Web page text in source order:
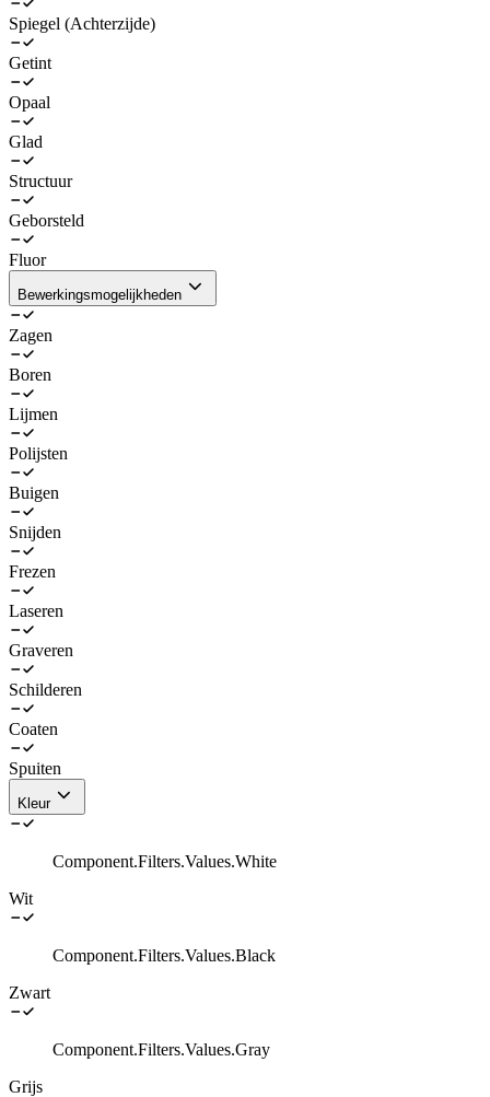
Spiegel (Achterzijde)
Getint
Opaal
Glad
Structuur
Geborsteld
Fluor
Bewerkingsmogelijkheden
Zagen
Boren
Lijmen
Polijsten
Buigen
Snijden
Frezen
Laseren
Graveren
Schilderen
Coaten
Spuiten
Kleur
Component.Filters.Values.White
Wit
Component.Filters.Values.Black
Zwart
Component.Filters.Values.Gray
Grijs